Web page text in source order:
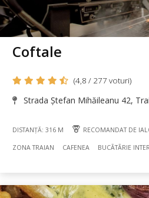
Coftale
(4,8 / 277 voturi)
Strada Ștefan Mihăileanu 42,
DISTANȚĂ: 316 M RECOMANDAT DE
ZONA TRAIAN CAFENEA BUCÃTÃRIE